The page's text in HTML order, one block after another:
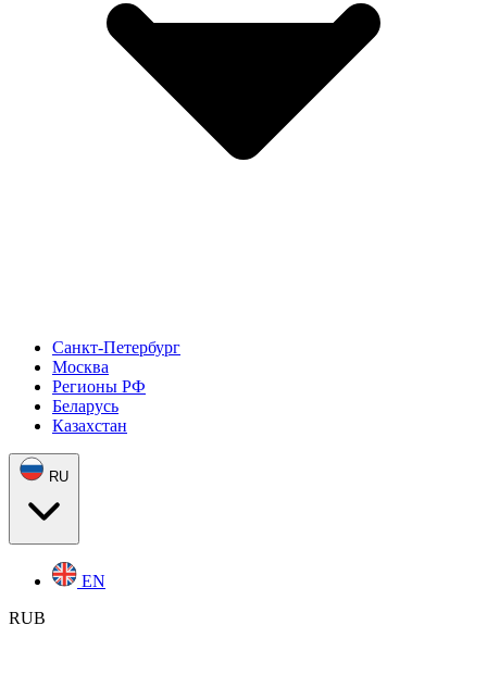
Санкт-Петербург
Москва
Регионы РФ
Беларусь
Казахстан
RU
EN
RUB